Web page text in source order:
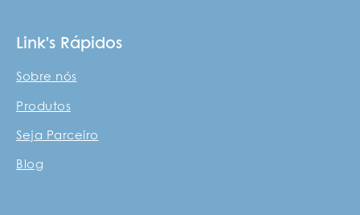
Link's Rápidos
Sobre nós
Produtos
Seja Parceiro
Blog